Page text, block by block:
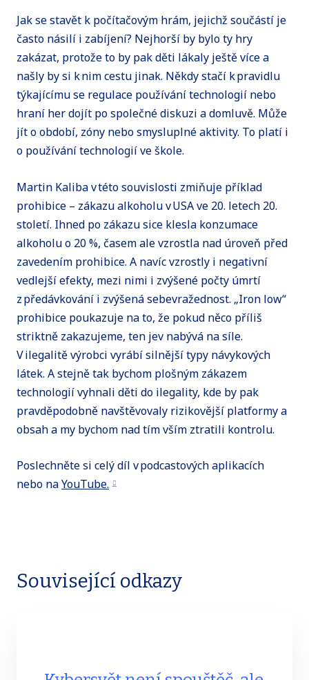
Jak se stavět k počítačovým hrám, jejichž součástí je
často násilí i zabíjení? Nejhorší by bylo ty hry
zakázat, protože to by pak děti lákaly ještě více a
našly by si k nim cestu jinak. Někdy stačí k pravidlu
týkajícímu se regulace používání technologií nebo
hraní her dojít po společné diskuzi a domluvě. Může
jít o období, zóny nebo smysluplné aktivity. To platí i
o používání technologií ve škole.
Martin Kaliba v této souvislosti zmiňuje příklad
prohibice – zákazu alkoholu v USA ve 20. letech 20.
století. Ihned po zákazu sice klesla konzumace
alkoholu o 20 %, časem ale vzrostla nad úroveň před
zavedením prohibice. A navíc vzrostly i negativní
vedlejší efekty, mezi nimi i zvýšené počty úmrtí
z předávkování i zvýšená sebevražednost. „Iron low“
prohibice poukazuje na to, že pokud něco příliš
striktně zakazujeme, ten jev nabývá na síle.
V ilegalitě výrobci vyrábí silnější typy návykových
látek. A stejně tak bychom plošným zákazem
technologií vyhnali děti do ilegality, kde by pak
pravděpodobně navštěvovaly rizikovější platformy a
obsah a my bychom nad tím vším ztratili kontrolu.
Poslechněte si celý díl v podcastových aplikacích
nebo naYouTube.
Související odkazy